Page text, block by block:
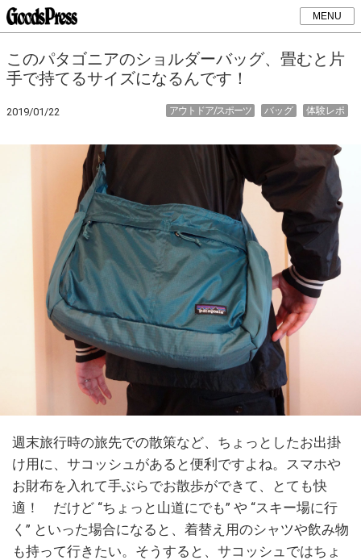
MENU
このパタゴニアのショルダーバッグ、畳むと片
手で持てるサイズになるんです！
2019/01/22 体験レポ
バッグ
アウトドア/スポーツ
週末旅行時の旅先での散策など、ちょっとしたお出掛
け用に、サコッシュがあると便利ですよね。スマホや
お財布を入れて手ぶらでお散歩ができて、とても快
適！ だけど “ちょっと山道にでも” や “スキー場に行
く” といった場合になると、着替え用のシャツや飲み物
も持って行きたい。そうすると、サコッシュではちょ